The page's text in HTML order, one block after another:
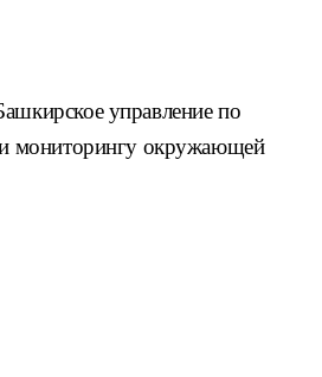
управление по
мониторингу окружающей